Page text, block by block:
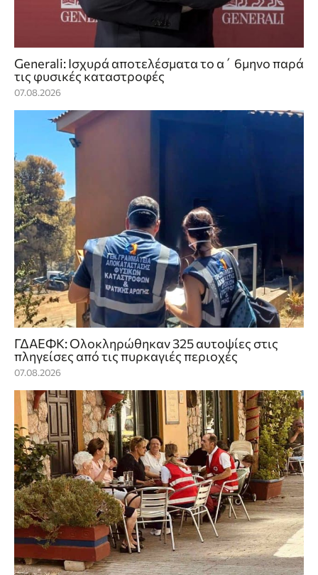
Generali: Ισχυρά αποτελέσματα το α΄ 6μηνο παρά
τις φυσικές καταστροφές
07.08.2026
ΓΔΑΕΦΚ: Ολοκληρώθηκαν 325 αυτοψίες στις
πληγείσες από τις πυρκαγιές περιοχές
07.08.2026